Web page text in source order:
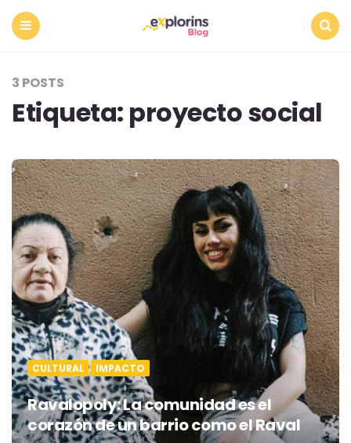
3 POSTS
Etiqueta: proyecto social
CULTURAL IMPACTO
Ravalopoly: La comunidad es el
corazón de un barrio como el Raval